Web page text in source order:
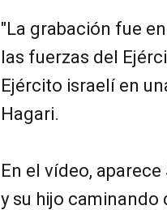
"La grabación fue
las fuerzas del
Ejército israelí en
Hagari.
En el vídeo,
y su hijo